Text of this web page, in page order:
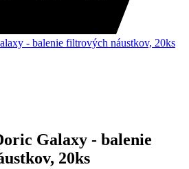
- balenie filtrových náustkov, 20ks
Galaxy - balenie
20ks